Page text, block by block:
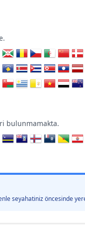
bulunmamakta.
seyahatiniz öncesinde